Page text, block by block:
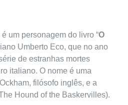
um personagem do livro “O
Umberto Eco, que no ano
de estranhas mortes
italiano. O nome é uma
filósofo inglês, e a
Hound of the Baskervilles).